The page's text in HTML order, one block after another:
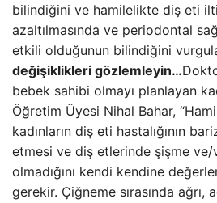
bilindiğini ve hamilelikte diş eti
azaltılmasında ve periodontal
etkili olduğunun bilindiğini
değişiklikleri gözlemleyin…
bebek sahibi olmayı planlayan
Öğretim Üyesi Nihal Bahar,
kadınların diş eti hastalığının
etmesi ve diş etlerinde şişme ve/
olmadığını kendi kendine
gerekir. Çiğneme sırasında ağrı,